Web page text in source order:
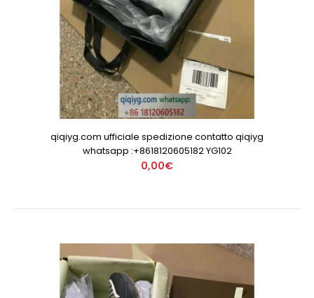
qiqiyg.com ufficiale spedizione contatto qiqiyg
whatsapp :+8618120605182 YG102
0,00€